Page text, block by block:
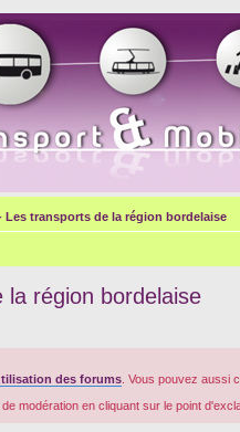
Les transports de la région bordelaise
la région bordelaise
des forums . Vous pouvez aussi
modération en cliquant sur le point